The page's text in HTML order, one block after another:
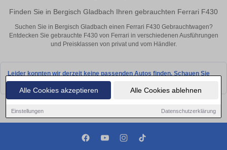
Alle Cookies akzeptieren Alle Cookies ablehnen
Einstellungen Datenschutzerklärung
Finden Sie in Bergisch Gladbach Ihren gebrauchten Ferrari F430
Suchen Sie in Bergisch Gladbach einen Ferrari F430 Gebrauchtwagen?
Entdecken Sie gebrauchte F430 von Ferrari in verschiedenen Ausführungen
und Preisklassen von privat und vom Händler.
Leider konnten wir derzeit keine passenden Autos finden. Schauen Sie
bald wieder vorbei!